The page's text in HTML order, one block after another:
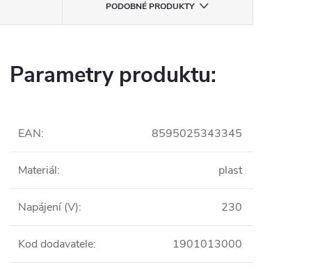
PODOBNÉ PRODUKTY
Parametry produktu:
EAN: 8595025343345
Materiál: plast
Napájení (V): 230
Kod dodavatele: 1901013000